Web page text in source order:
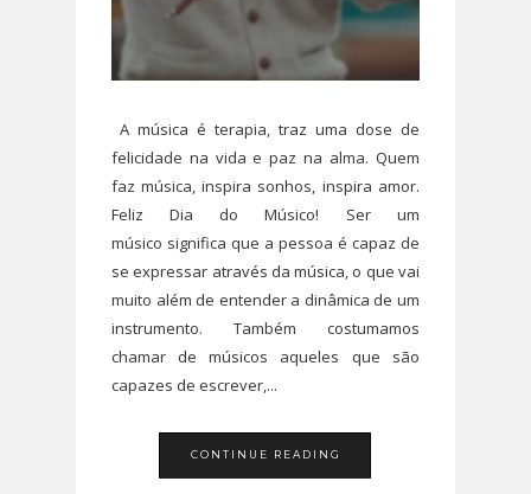
A música é terapia, traz uma dose de
felicidade na vida e paz na alma. Quem
faz música, inspira sonhos, inspira amor.
Feliz Dia do Músico! Ser um
músico significa que a pessoa é capaz de
se expressar através da música, o que vai
muito além de entender a dinâmica de um
instrumento. Também costumamos
chamar de músicos aqueles que são
capazes de escrever,...
CONTINUE READING